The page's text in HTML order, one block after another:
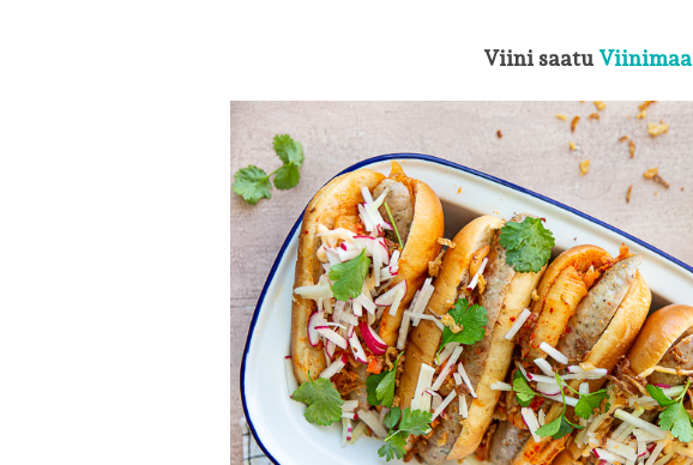
Viini saatu Viinimaa